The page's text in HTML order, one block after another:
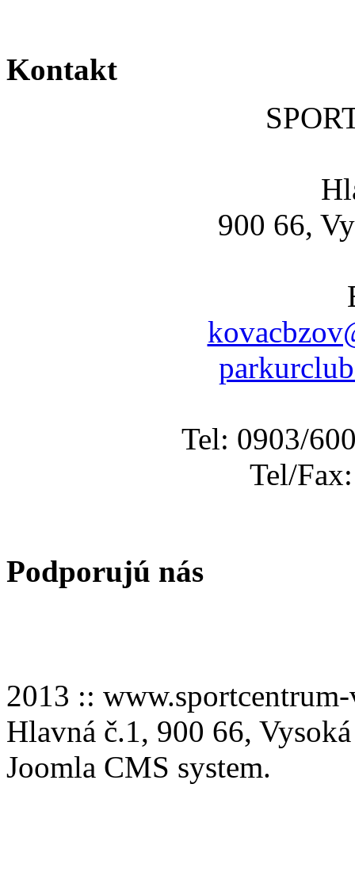
Kontakt
900 66,
Tel: 0903/
Tel/
Podporujú nás
2013 ::
Hlavná č.1, 900 66,
Joomla CMS system.